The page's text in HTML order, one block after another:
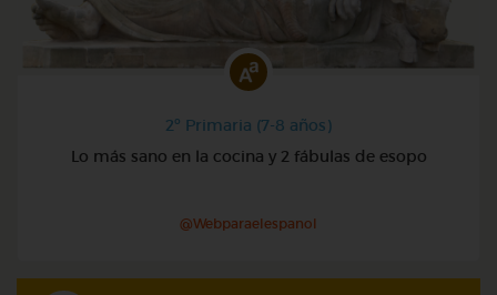
2º Primaria (7-8 años)
Lo más sano en la cocina y 2 fábulas de esopo
@Webparaelespanol